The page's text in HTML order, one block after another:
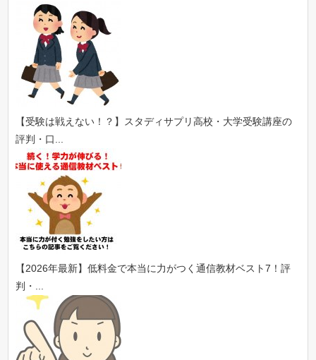
【受験は戦えない！？】スタディサプリ高校・大学受験講座の
評判・口...
【2026年最新】低料金で本当に力がつく通信教材ベスト7！評
判・...